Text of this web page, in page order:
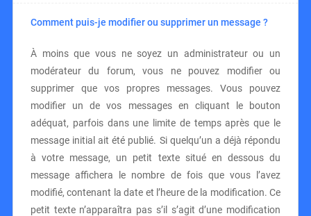
Comment puis-je modifier ou supprimer un message ?
À moins que vous ne soyez un administrateur ou un
modérateur du forum, vous ne pouvez modifier ou
supprimer que vos propres messages. Vous pouvez
modifier un de vos messages en cliquant le bouton
adéquat, parfois dans une limite de temps après que le
message initial ait été publié. Si quelqu’un a déjà répondu
à votre message, un petit texte situé en dessous du
message affichera le nombre de fois que vous l’avez
modifié, contenant la date et l’heure de la modification. Ce
petit texte n’apparaîtra pas s’il s’agit d’une modification